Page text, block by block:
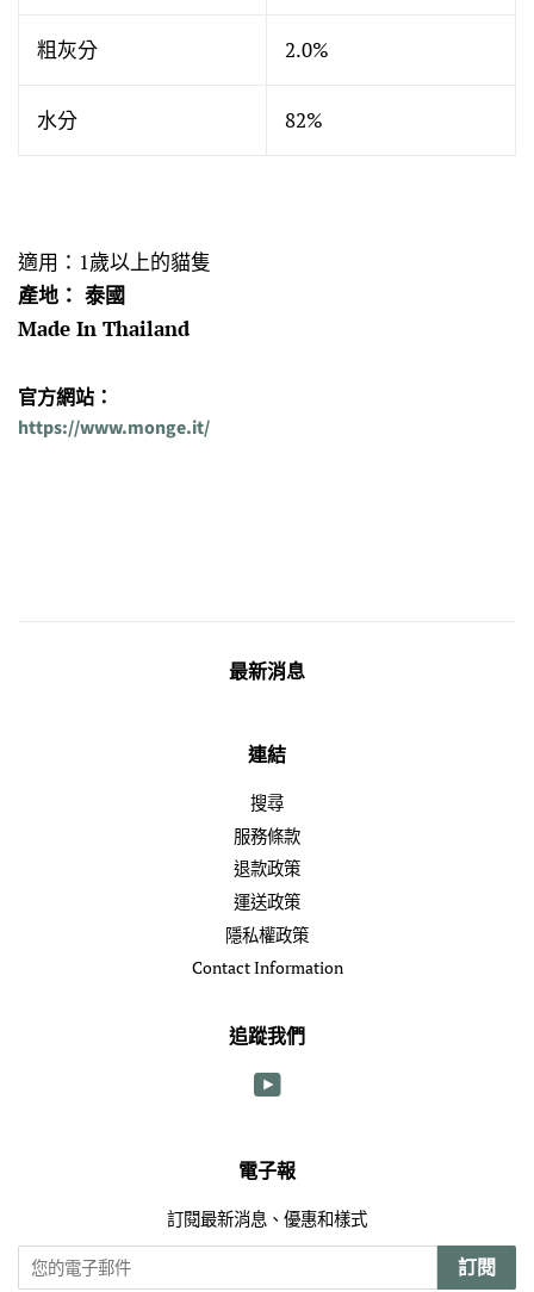
粗灰分 2.0%
水分 82%
適用：1歲以上的貓隻
產地： 泰國
Made In Thailand
官方網站：
https://www.monge.it/
最新消息
連結
搜尋
服務條款
退款政策
運送政策
隱私權政策
Contact Information
追蹤我們
YouTube
電子報
訂閱最新消息、優惠和樣式
訂閱